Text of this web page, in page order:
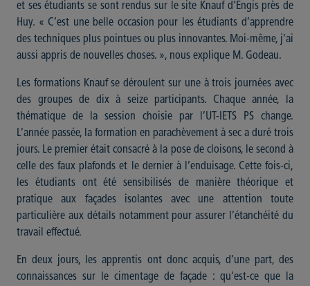
et ses étudiants se sont rendus sur le site Knauf d’Engis près de
Huy. « C’est une belle occasion pour les étudiants d’apprendre
des techniques plus pointues ou plus innovantes. Moi-même, j’ai
aussi appris de nouvelles choses. », nous explique M. Godeau.
Les formations Knauf se déroulent sur une à trois journées avec
des groupes de dix à seize participants. Chaque année, la
thématique de la session choisie par l’UT-IETS PS change.
L’année passée, la formation en parachèvement à sec a duré trois
jours. Le premier était consacré à la pose de cloisons, le second à
celle des faux plafonds et le dernier à l’enduisage. Cette fois-ci,
les étudiants ont été sensibilisés de manière théorique et
pratique aux façades isolantes avec une attention toute
particulière aux détails notamment pour assurer l’étanchéité du
travail effectué.
En deux jours, les apprentis ont donc acquis, d’une part, des
connaissances sur le cimentage de façade : qu’est-ce que la